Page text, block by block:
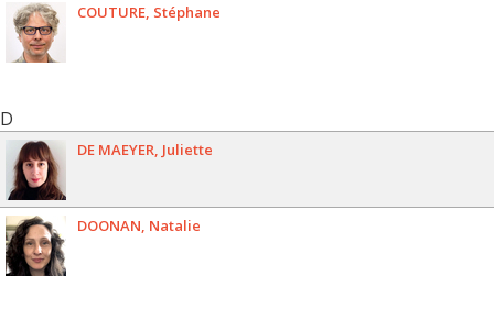
COUTURE Stéphane
D
DE MAEYER Juliette
DOONAN Natalie